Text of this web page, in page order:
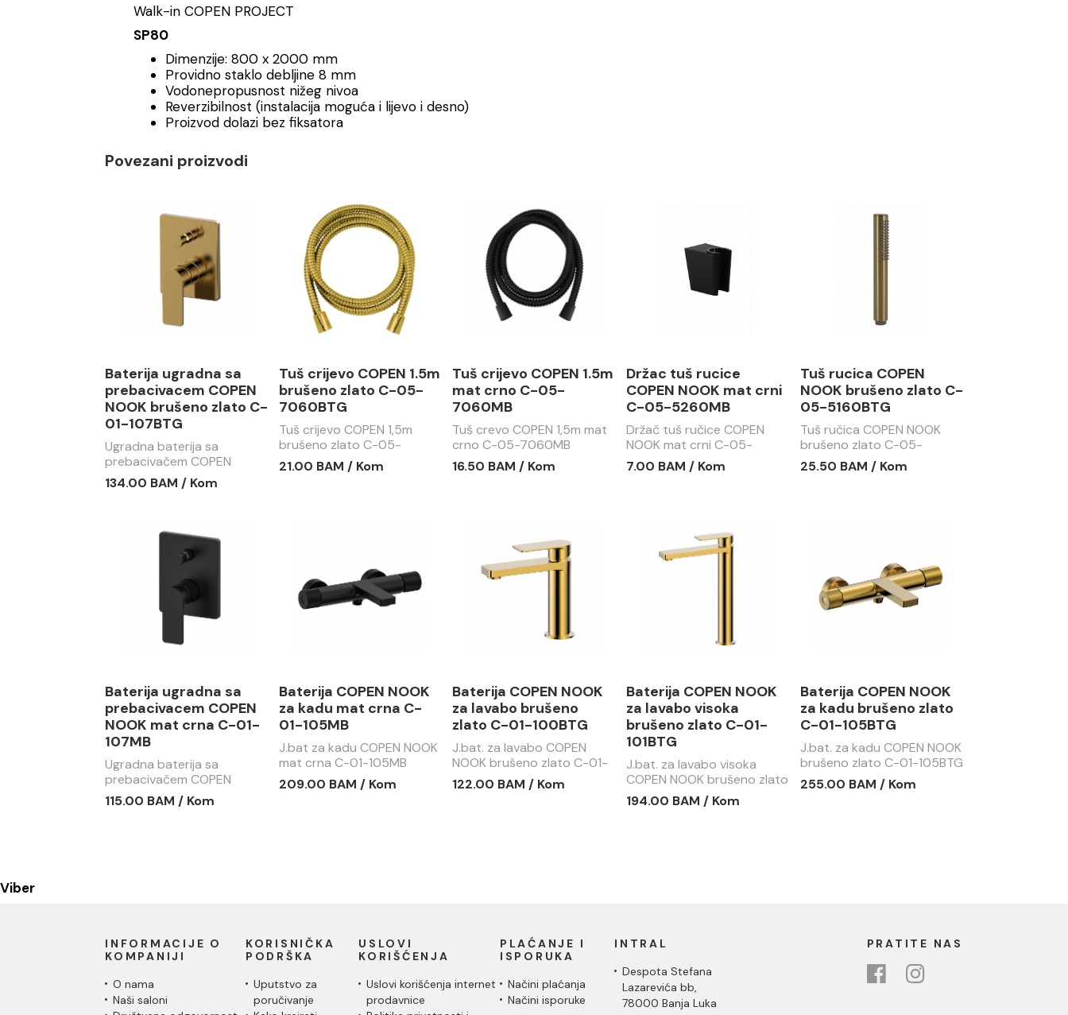
Walk-in COPEN PROJECT
SP80
Dimenzije: 800 x 2000 mm
Providno staklo debljine 8 mm
Vodonepropusnost nižeg nivoa
Reverzibilnost (instalacija moguća i lijevo i desno)
Proizvod dolazi bez fiksatora
Povezani proizvodi
Baterija ugradna sa
prebacivacem COPEN
NOOK brušeno zlato C-
01-107BTG
Ugradna baterija sa
prebacivačem COPEN
NOOK brušeno zlato C-01-
107BTG
134.00 BAM / Kom
Tuš crijevo COPEN 1.5m
brušeno zlato C-05-
7060BTG
Tuš crijevo COPEN 1,5m
brušeno zlato C-05-
7060BTG
21.00 BAM / Kom
Tuš crijevo COPEN 1.5m
mat crno C-05-
7060MB
Tuš crevo COPEN 1,5m mat
crno C-05-7060MB
16.50 BAM / Kom
Držac tuš rucice
COPEN NOOK mat crni
C-05-5260MB
Držač tuš ručice COPEN
NOOK mat crni C-05-
5260MB
7.00 BAM / Kom
Tuš rucica COPEN
NOOK brušeno zlato C-
05-5160BTG
Tuš ručica COPEN NOOK
brušeno zlato C-05-
5160BTG
25.50 BAM / Kom
Baterija ugradna sa
prebacivacem COPEN
NOOK mat crna C-01-
107MB
Ugradna baterija sa
prebacivačem COPEN
NOOK mat crna C-01-
107MB
115.00 BAM / Kom
Baterija COPEN NOOK
za kadu mat crna C-
01-105MB
J.bat za kadu COPEN NOOK
mat crna C-01-105MB
209.00 BAM / Kom
Baterija COPEN NOOK
za lavabo brušeno
zlato C-01-100BTG
J.bat. za lavabo COPEN
NOOK brušeno zlato C-01-
100BTG
122.00 BAM / Kom
Baterija COPEN NOOK
za lavabo visoka
brušeno zlato C-01-
101BTG
J.bat. za lavabo visoka
COPEN NOOK brušeno zlato
C-01-101BTG
194.00 BAM / Kom
Baterija COPEN NOOK
za kadu brušeno zlato
C-01-105BTG
J.bat. za kadu COPEN NOOK
brušeno zlato C-01-105BTG
255.00 BAM / Kom
Viber
INFORMACIJE O
KOMPANIJI
O nama
Naši saloni
KORISNIČKA
PODRŠKA
Uputstvo za
poručivanje
USLOVI
KORIŠĆENJA
Uslovi korišćenja internet
prodavnice
PLAĆANJE I
ISPORUKA
Načini plaćanja
Načini isporuke
INTRAL
Despota Stefana
Lazarevića bb,
78000 Banja Luka
PRATITE NAS